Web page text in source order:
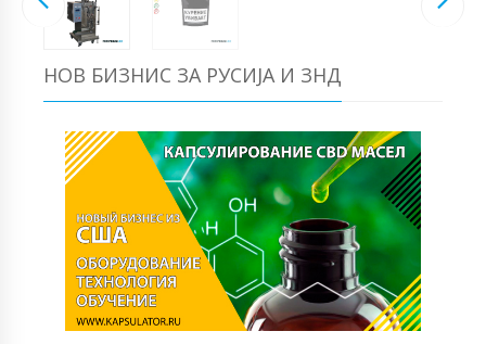
НОВ БИЗНИС ЗА РУСИЈА И ЗНД